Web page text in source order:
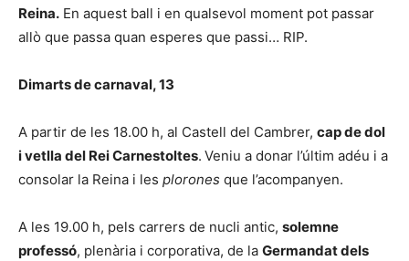
Reina. En aquest ball i en qualsevol moment pot passar
allò que passa quan esperes que passi… RIP.
Dimarts de carnaval, 13
A partir de les 18.00 h, al Castell del Cambrer, cap de dol
i vetlla del Rei Carnestoltes. Veniu a donar l’últim adéu i a
consolar la Reina i les plorones que l’acompanyen.
A les 19.00 h, pels carrers de nucli antic, solemne
professó, plenària i corporativa, de la Germandat dels